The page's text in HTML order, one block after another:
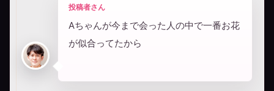
投稿者さん
Aちゃんが今まで会った人の中で一番お花
が似合ってたから